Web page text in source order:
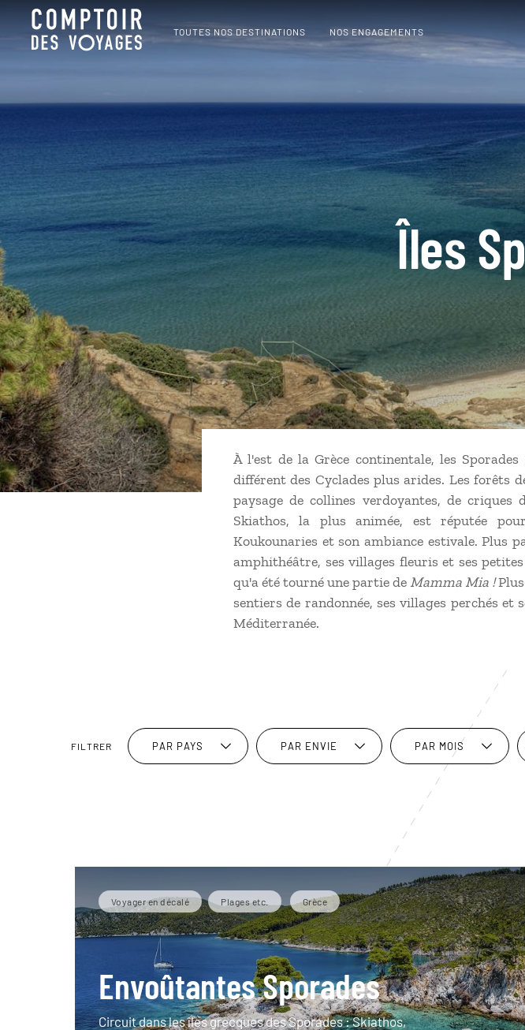
TOUTES NOS DESTINATIONS NOS ENGAGEMENTS
Îles
À l'est de la Grèce continentale, les
différent des Cyclades plus arides. Les forêts
paysage de collines verdoyantes, de criques
Skiathos, la plus animée, est réputée
Koukounaries et son ambiance estivale. Plus
amphithéâtre, ses villages fleuris et ses
qu'a été tourné une partie de Mamma Mia !Plus
sentiers de randonnée, ses villages perchés
Méditerranée.
FILTRER PAR PAYS PAR ENVIE PAR MOIS
Voyager en décalé Plages etc. Grèce
Envoûtantes Sporades
Circuit dans les îles grecques des Sporades : Skiathos,